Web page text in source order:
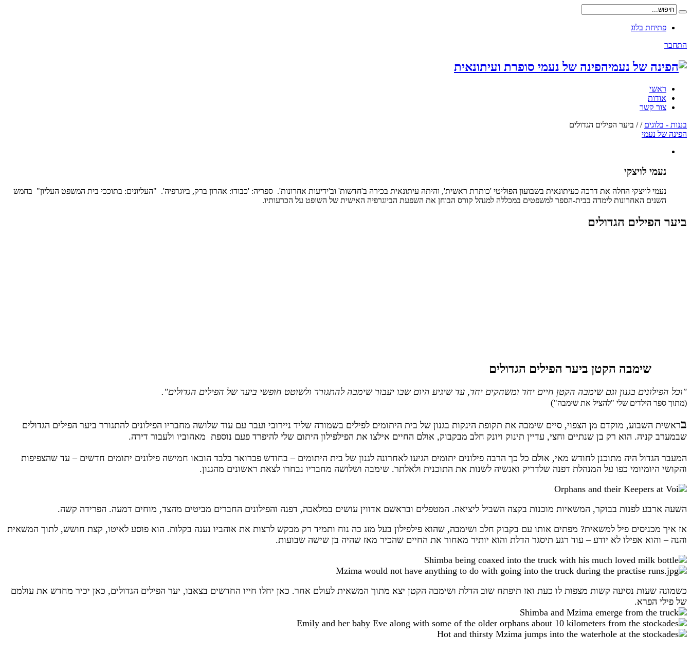
פתיחת בלוג
התחבר
הפינה של נעמי סופרת ועיתונאית
ראשי
אודות
צור קשר
בננות - בלוגים /
/ ביער הפילים הגדולים
הפינה של נעמי
נעמי לויצקי
נעמי לויצקי החלה את דרכה כעיתונאית בשבועון הפוליטי 'כותרת ראשית', והיתה עיתונאית בכירה ב'חדשות' וב'ידיעות אחרונות'. ספריה: 'כבודו: אהרון ברק, ביוגרפיה'. "העליונים: בתוככי בית המשפט העליון" בחמש
השנים האחרונות לימדה בבית-הספר למשפטים במכללה למנהל קורס הבוחן את השפעת הביוגרפיה האישית של השופט על הכרעותיו.
ביער הפילים הגדולים
שימבה הקטן ביער הפילים הגדולים
"וכל הפילונים בגנון וגם שימבה הקטן חיים יחד ומשחקים יחד, עד שיגיע היום שבו יעבור שימבה להתגורר ולשוטט חופשי ביער של הפילים הגדולים".
(מתוך ספר הילדים שלי "להציל את שימבה")
בראשית השבוע, מוקדם מן הצפוי, סיים שימבה את תקופת הינקות בגנון של בית היתומים לפילים בשמורה שליד ניירובי ועבר עם עוד שלושה מחבריו הפילונים להתגורר ביער הפילים הגדולים
שבמערב קניה. הוא רק בן שנתיים וחצי, עדיין תינוק ויונק חלב מבקבוק, אולם החיים אילצו את הפילפילון היתום שלי להיפרד פעם נוספת מאהוביו ולעבור דירה.
המעבר הגדול היה מתוכנן לחודש מאי, אולם כל כך הרבה פילונים יתומים הגיעו לאחרונה לגנון של בית היתומים – בחודש פברואר בלבד הובאו חמישה פילונים יתומים חדשים – עד שהצפיפות
והקושי היומיומי כפו על המנהלת דפנה שלדריק ואנשיה לשנות את התוכנית ולאלתר. שימבה ושלושה מחבריו נבחרו לצאת ראשונים מהגנון.
השעה ארבע לפנות בבוקר, המשאיות מוכנות בקצה השביל ליציאה. המטפלים ובראשם אדווין עושים במלאכה, דפנה והפילונים החברים מביטים מהצד, מוחים דמעה. הפרידה קשה.
אז איך מכניסים פיל למשאית? מפתים אותו עם בקבוק חלב ושימבה, שהוא פילפילון בעל מזג כה נוח ותמיד רק מבקש לרצות את אוהביו נענה בקלות. הוא פוסע לאיטו, קצת חושש, לתוך המשאית
והנה – והוא אפילו לא יודע – עוד רגע תיסגר הדלת והוא יותיר מאחור את החיים שהכיר מאז שהיה בן שישה שבועות.
כשמונה שעות נסיעה קשות מצפות לו כעת ואז תיפתח שוב הדלת ושימבה הקטן יצא מתוך המשאית לעולם אחר. כאן יחלו חייו החדשים בצאבו, יער הפילים הגדולים, כאן יכיר מחדש את עולמם
של פילי הפרא.